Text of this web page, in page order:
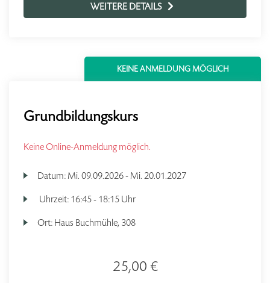
WEITERE DETAILS
KEINE ANMELDUNG MÖGLICH
Grundbildungskurs
Keine Online-Anmeldung möglich.
Datum: Mi. 09.09.2026 - Mi. 20.01.2027
Uhrzeit: 16:45 - 18:15 Uhr
Ort: Haus Buchmühle, 308
25,00 €